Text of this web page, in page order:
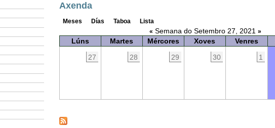
Axenda
Meses Días Taboa
Lista
« Semana do Setembro 27, 2021 »
Lúns Martes Mércores Xoves Venres
27
28 29 30 1